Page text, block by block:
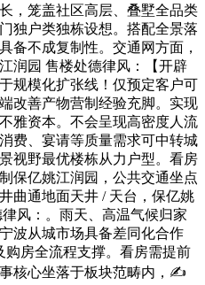
，笼盖社区高层、叠墅全品类
独户类独栋设想。搭配全景落
备不成复制性。交通网方面，
润园 售楼处德律风：【开辟
规模化扩张线！仅预定客户可
改善产物营制经验充脚。实现
雅资本。不会呈现高密度人流
费、宴请等质量需求可中转城
视野最优楼栋从力户型。看房
保亿姚江润园，公共交通坐点
曲通地面天井 / 天台，保亿姚
风：。雨天、高温气候归家
波从城市场具备差同化合作
购房全流程支撑。看房需提前
核心坐落于板块范畴内，✍